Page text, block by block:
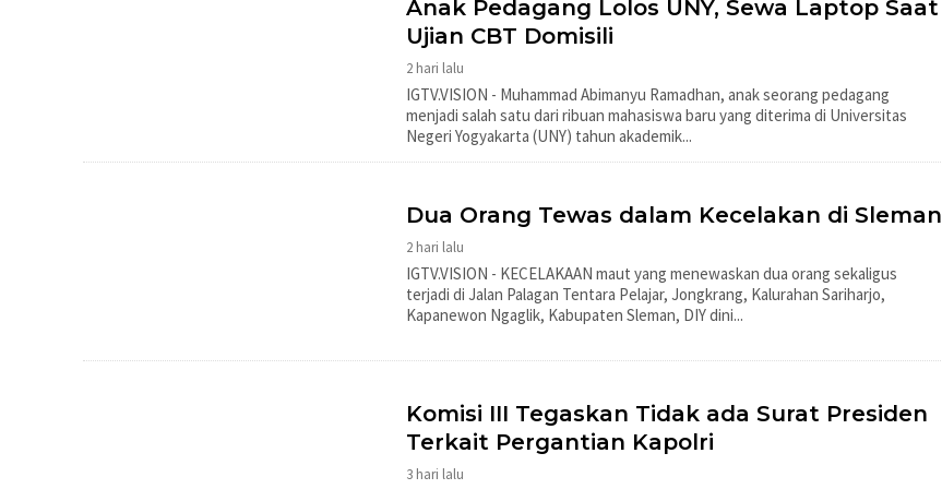
Anak Pedagang Lolos UNY, Sewa Laptop Saat
Ujian CBT Domisili
2 hari lalu
IGTV.VISION - Muhammad Abimanyu Ramadhan, anak seorang pedagang
menjadi salah satu dari ribuan mahasiswa baru yang diterima di Universitas
Negeri Yogyakarta (UNY) tahun akademik...
Dua Orang Tewas dalam Kecelakan di Sleman
2 hari lalu
IGTV.VISION - KECELAKAAN maut yang menewaskan dua orang sekaligus
terjadi di Jalan Palagan Tentara Pelajar, Jongkrang, Kalurahan Sariharjo,
Kapanewon Ngaglik, Kabupaten Sleman, DIY dini...
Komisi III Tegaskan Tidak ada Surat Presiden
Terkait Pergantian Kapolri
3 hari lalu